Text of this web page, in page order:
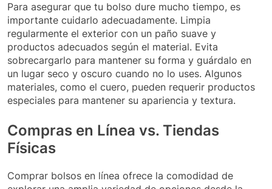
Para asegurar que tu bolso dure mucho tiempo, es
importante cuidarlo adecuadamente. Limpia
regularmente el exterior con un paño suave y
productos adecuados según el material. Evita
sobrecargarlo para mantener su forma y guárdalo en
un lugar seco y oscuro cuando no lo uses. Algunos
materiales, como el cuero, pueden requerir productos
especiales para mantener su apariencia y textura.
Compras en Línea vs. Tiendas
Físicas
Comprar bolsos en línea ofrece la comodidad de